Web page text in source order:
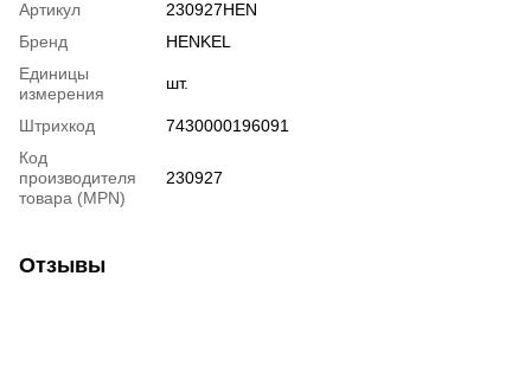
Артикул
230927HEN
Бренд
HENKEL
Единицы
измерения
шт.
Штрихкод
7430000196091
Код
производителя
товара (MPN)
230927
Отзывы